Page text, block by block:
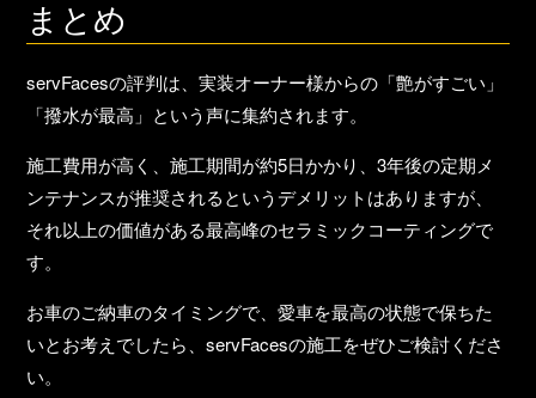
まとめ
servFacesの評判は、実装オーナー様からの「艶がすごい」
「撥水が最高」という声に集約されます。
施工費用が高く、施工期間が約5日かかり、3年後の定期メ
ンテナンスが推奨されるというデメリットはありますが、
それ以上の価値がある最高峰のセラミックコーティングで
す。
お車のご納車のタイミングで、愛車を最高の状態で保ちた
いとお考えでしたら、servFacesの施工をぜひご検討くださ
い。